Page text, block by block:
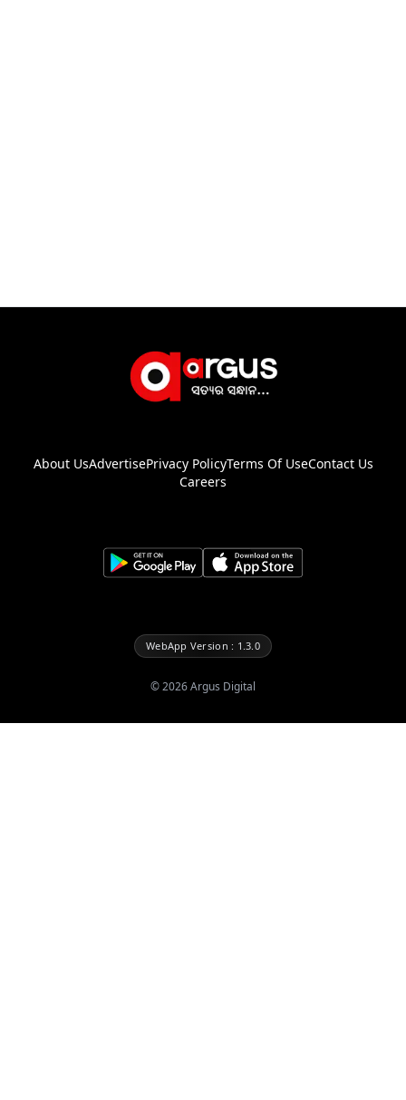
About UsAdvertisePrivacy PolicyTerms Of UseContact Us
Careers
WebApp Version : 1.3.0
©2026Argus Digital